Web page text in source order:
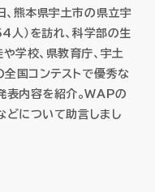
熊本県宇土市の県立宇
人）を訪れ、科学部の生
学校、県教育庁、宇土
国コンテストで優秀な
表内容を紹介。WAPの
どについて助言しまし